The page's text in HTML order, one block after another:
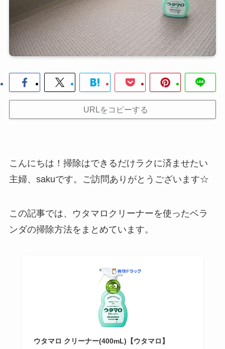
URLをコピーする
こんにちは！掃除はできるだけラクに済ませたい
主婦、sakuです。ご訪問ありがとうございます☆
この記事では、ウタマロクリーナーを使ったベラ
ンダの掃除方法をまとめています。
ウタマロ クリーナー(400mL)【ウタマロ】